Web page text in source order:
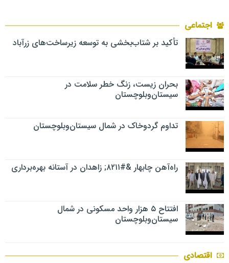
اجتماعی
تأکید بر شتاب‌بخشی به توسعه زیرساخت‌های زرآباد
بحران زیست، زنگ خطر سلامت در
سیستان‌وبلوچستان
تداوم گردوخاک در شمال سیستان‌وبلوچستان
راه‌آهن چابهار &#۸۲۱۱; زاهدان در آستانه بهره‌برداری
افتتاح ۵ هزار واحد مسکونی در شمال
سیستان‌وبلوچستان
اقتصادی